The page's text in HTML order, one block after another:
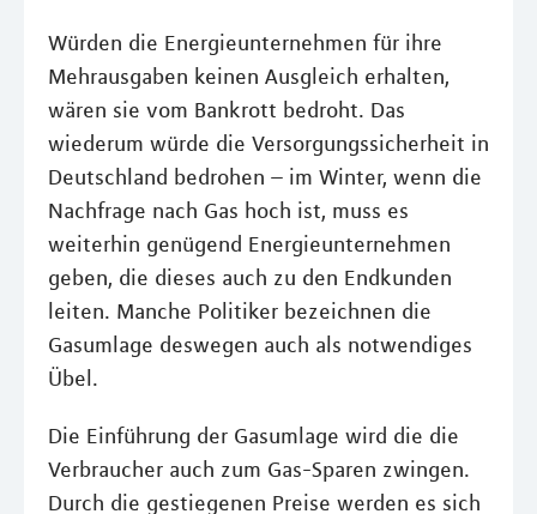
Würden die Energieunternehmen für ihre
Mehrausgaben keinen Ausgleich erhalten,
wären sie vom Bankrott bedroht. Das
wiederum würde die Versorgungssicherheit in
Deutschland bedrohen – im Winter, wenn die
Nachfrage nach Gas hoch ist, muss es
weiterhin genügend Energieunternehmen
geben, die dieses auch zu den Endkunden
leiten. Manche Politiker bezeichnen die
Gasumlage deswegen auch als notwendiges
Übel.
Die Einführung der Gasumlage wird die die
Verbraucher auch zum Gas-Sparen zwingen.
Durch die gestiegenen Preise werden es sich